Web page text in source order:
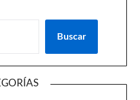
Buscar